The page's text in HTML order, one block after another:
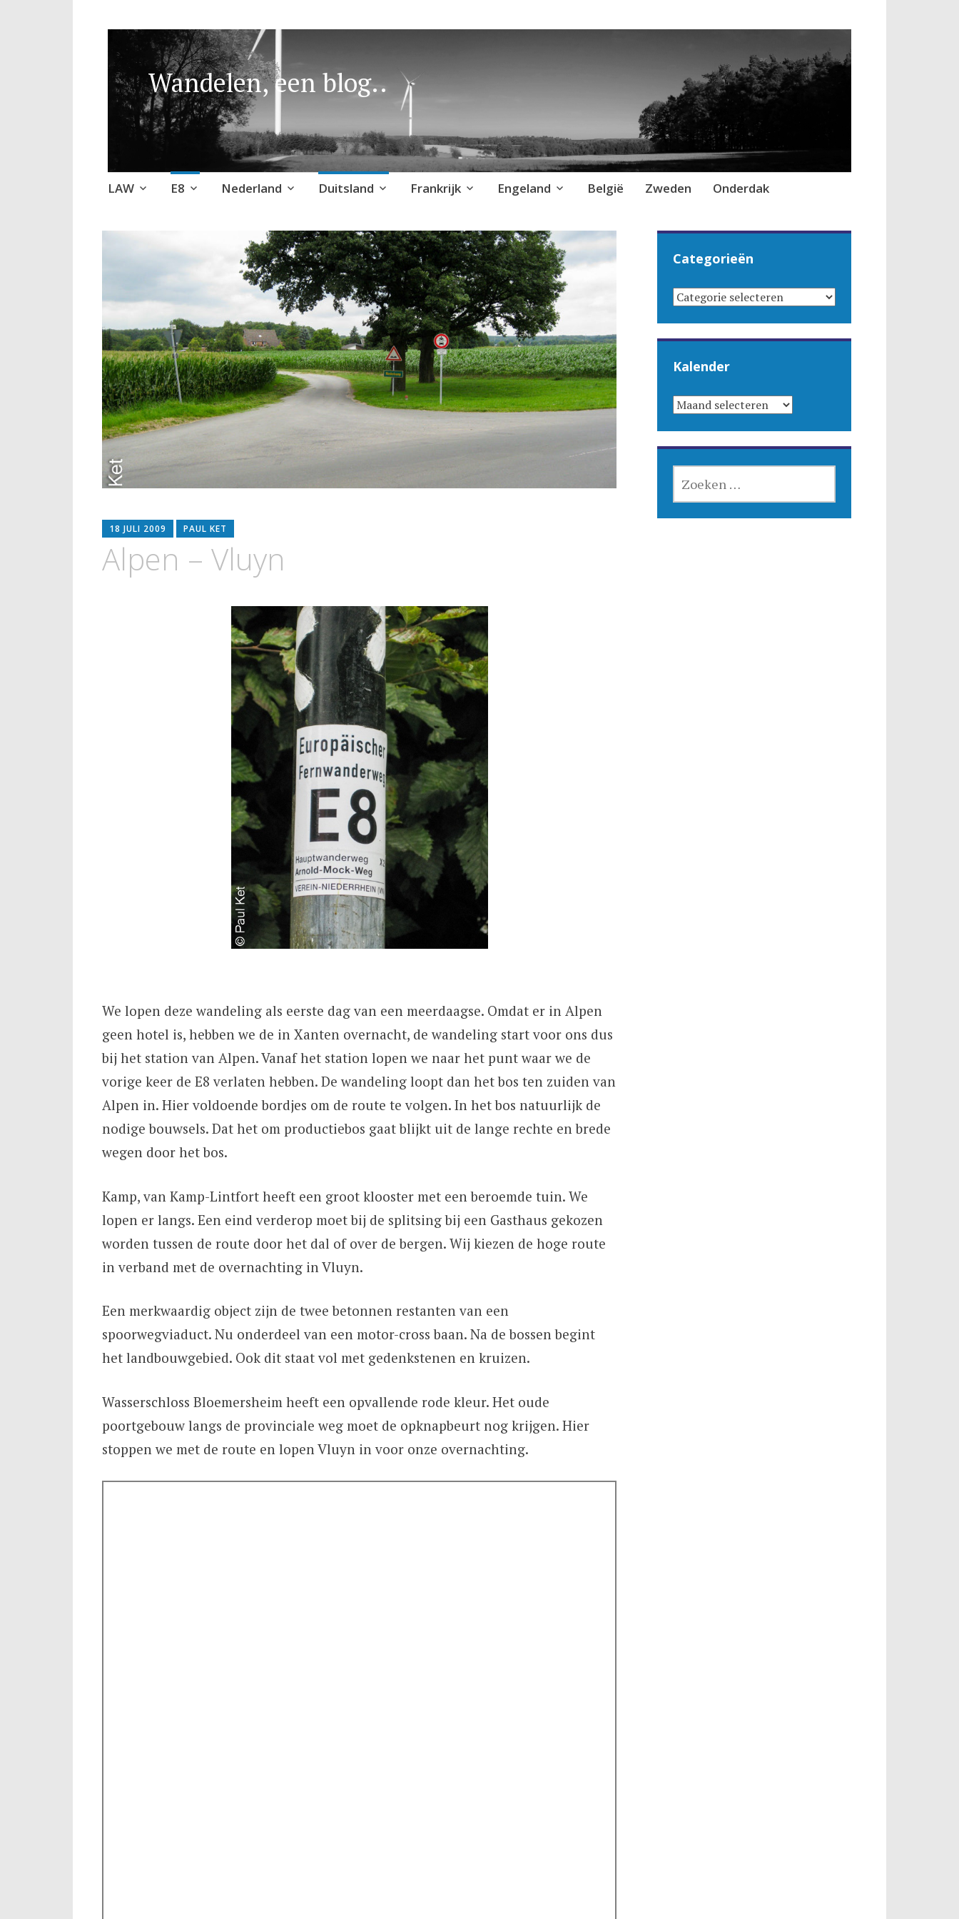
Wandelen, een blog..
Naar
LAW E8 Nederland Duitsland Frankrijk Engeland België Zweden Onderdak
18 JULI 2009 PAUL KET
Alpen – Vluyn
We lopen deze wandeling als eerste dag van een meerdaagse. Omdat er in Alpen
geen hotel is, hebben we de in Xanten overnacht, de wandeling start voor ons dus
bij het station van Alpen. Vanaf het station lopen we naar het punt waar we de
vorige keer de E8 verlaten hebben. De wandeling loopt dan het bos ten zuiden van
Alpen in. Hier voldoende bordjes om de route te volgen. In het bos natuurlijk de
nodige bouwsels. Dat het om productiebos gaat blijkt uit de lange rechte en brede
wegen door het bos.
Kamp, van Kamp-Lintfort heeft een groot klooster met een beroemde tuin. We
lopen er langs. Een eind verderop moet bij de splitsing bij een Gasthaus gekozen
worden tussen de route door het dal of over de bergen. Wij kiezen de hoge route
in verband met de overnachting in Vluyn.
Een merkwaardig object zijn de twee betonnen restanten van een
spoorwegviaduct. Nu onderdeel van een motor-cross baan. Na de bossen begint
het landbouwgebied. Ook dit staat vol met gedenkstenen en kruizen.
Wasserschloss Bloemersheim heeft een opvallende rode kleur. Het oude
poortgebouw langs de provinciale weg moet de opknapbeurt nog krijgen. Hier
stoppen we met de route en lopen Vluyn in voor onze overnachting.
Categorieën
CATEGORIEËN
Kalender
KALENDER
NAAR: